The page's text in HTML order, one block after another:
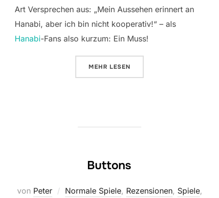
Art Versprechen aus: „Mein Aussehen erinnert an
Hanabi, aber ich bin nicht kooperativ!“ – als
Hanabi-Fans also kurzum: Ein Muss!
MEHR ÜBER „SIMSALA… BUMM?“
LESEN
Buttons
von Peter Normale Spiele, Rezensionen, Spiele,